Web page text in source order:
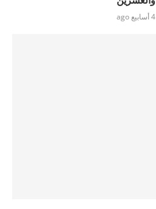
4 أسابيع ago